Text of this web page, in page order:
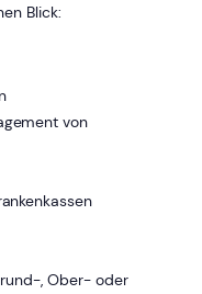
Blick:
von
, Ober- oder